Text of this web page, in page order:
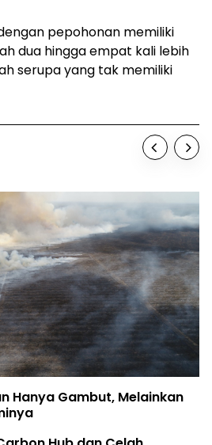
pepohonan memiliki
dua hingga empat kali lebih
serupa yang tak memiliki
Hanya Gambut, Melainkan